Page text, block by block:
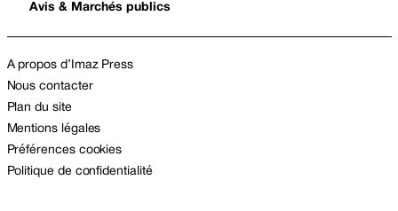
Avis & Marchés publics
A propos d’Imaz Press
Nous contacter
Plan du site
Mentions légales
Préférences cookies
Politique de confidentialité